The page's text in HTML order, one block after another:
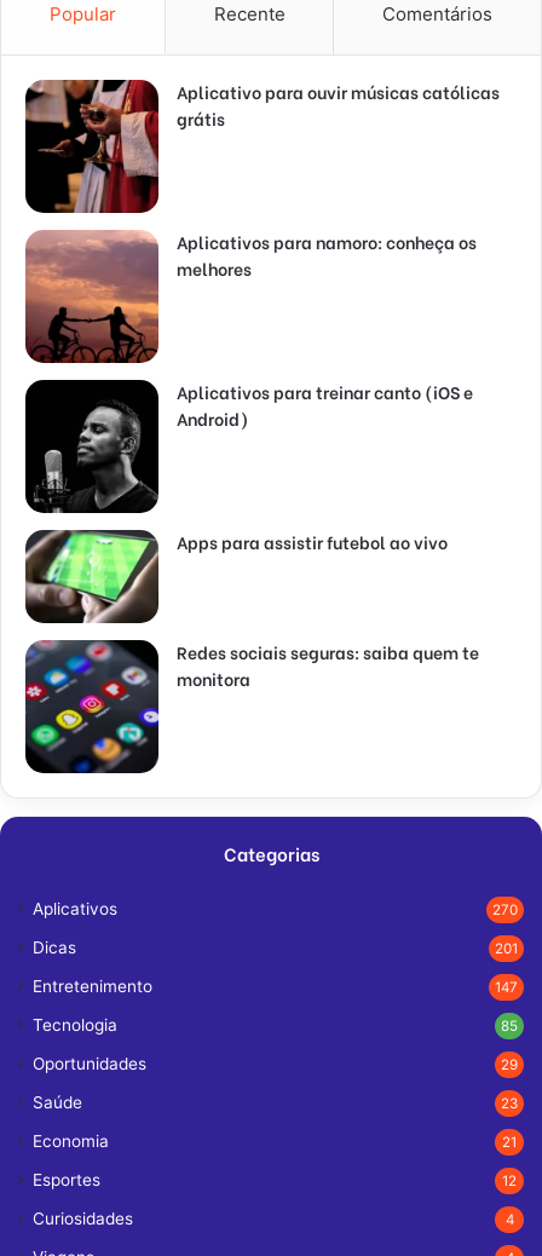
Popular Recente Comentários
Aplicativo para ouvir músicas católicas
grátis
Aplicativos para namoro: conheça os
melhores
Aplicativos para treinar canto (iOS e
Android)
Apps para assistir futebol ao vivo
Redes sociais seguras: saiba quem te
monitora
Categorias
Aplicativos 270
Dicas 201
Entretenimento 147
Tecnologia 85
Oportunidades 29
Saúde 23
Economia 21
Esportes 12
Curiosidades 4